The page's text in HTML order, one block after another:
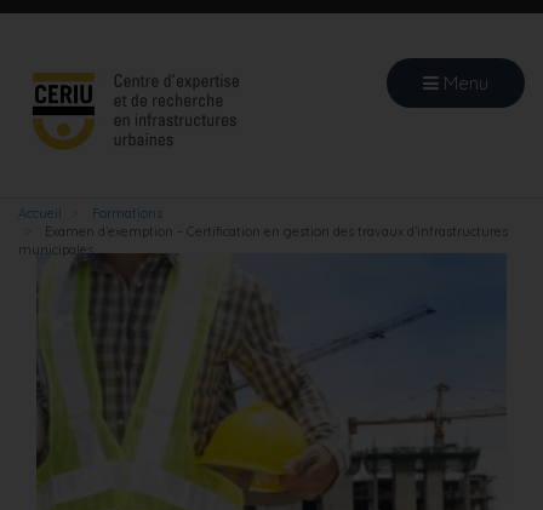
Aller
principal
Menu
Accueil
Formations
Examen d’exemption – Certification en gestion des travaux d’infrastructures
municipales